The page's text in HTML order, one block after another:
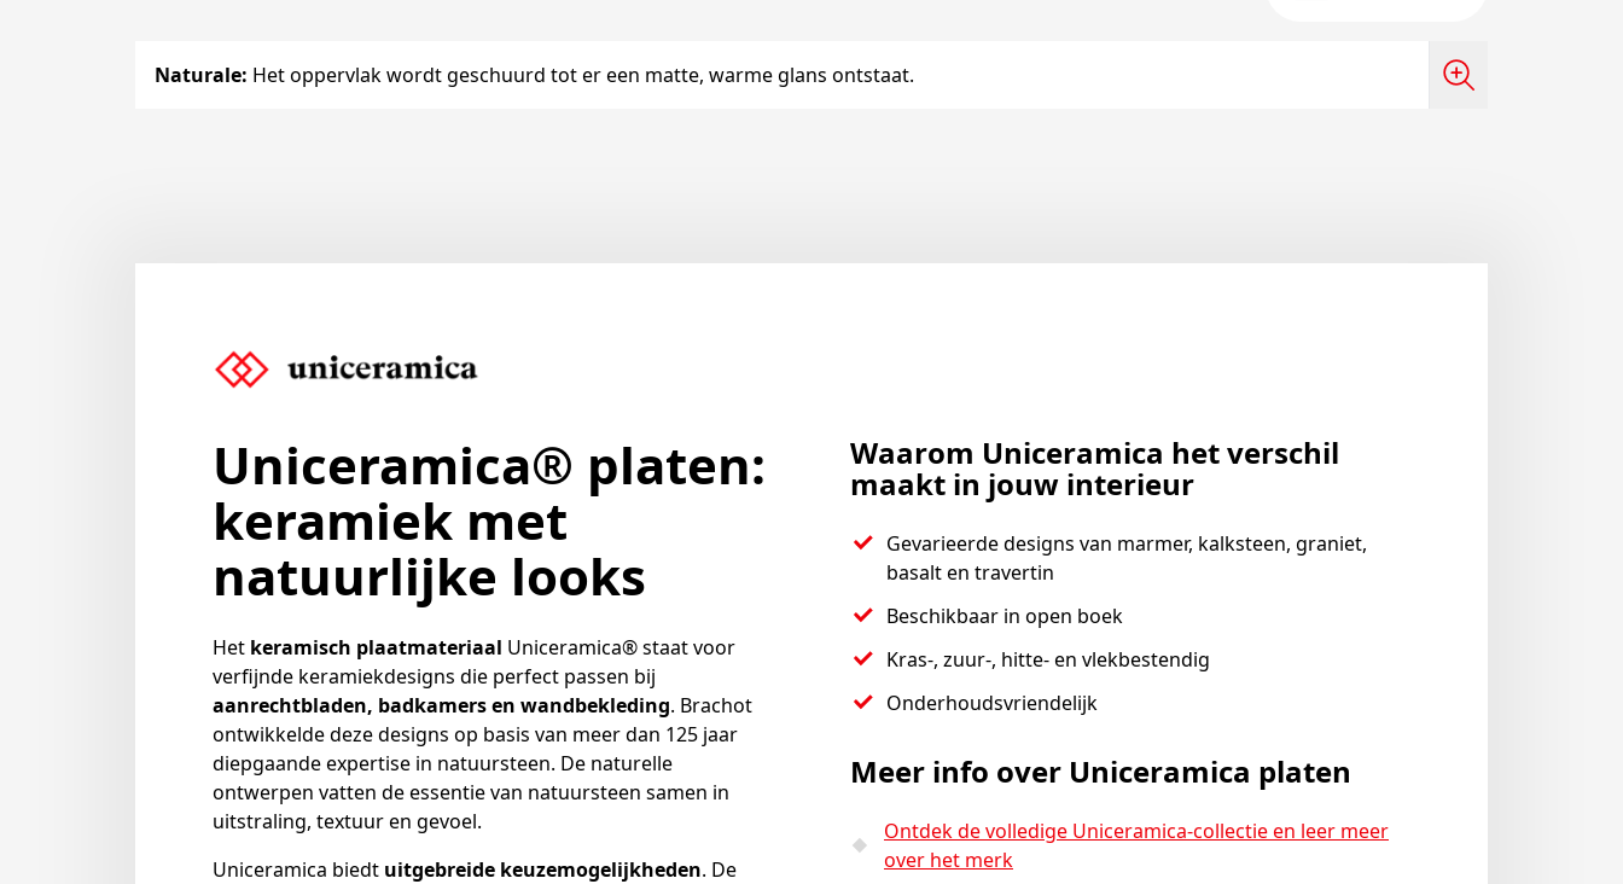
Naturale: Het oppervlak wordt geschuurd tot er een matte, warme glans ontstaat.
Uniceramica® platen:
keramiek met
natuurlijke looks
Het keramisch plaatmateriaal Uniceramica® staat voor
verfijnde keramiekdesigns die perfect passen bij
aanrechtbladen, badkamers en wandbekleding. Brachot
ontwikkelde deze designs op basis van meer dan 125 jaar
diepgaande expertise in natuursteen. De naturelle
ontwerpen vatten de essentie van natuursteen samen in
uitstraling, textuur en gevoel.
Uniceramica biedt uitgebreide keuzemogelijkheden. De
Waarom Uniceramica het verschil
maakt in jouw interieur
Gevarieerde designs van marmer, kalksteen, graniet,
basalt en travertin
Beschikbaar in open boek
Kras-, zuur-, hitte- en vlekbestendig
Onderhoudsvriendelijk
Meer info over Uniceramica platen
Ontdek de volledige Uniceramica-collectie en leer meer
over het merk